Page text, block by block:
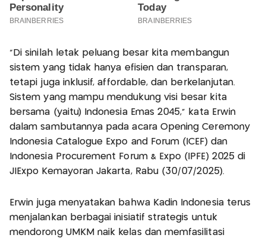
“Di sinilah letak peluang besar kita membangun
sistem yang tidak hanya efisien dan transparan,
tetapi juga inklusif, affordable, dan berkelanjutan.
Sistem yang mampu mendukung visi besar kita
bersama (yaitu) Indonesia Emas 2045,” kata Erwin
dalam sambutannya pada acara Opening Ceremony
Indonesia Catalogue Expo and Forum (ICEF) dan
Indonesia Procurement Forum & Expo (IPFE) 2025 di
JIExpo Kemayoran Jakarta, Rabu (30/07/2025).
Erwin juga menyatakan bahwa Kadin Indonesia terus
menjalankan berbagai inisiatif strategis untuk
mendorong UMKM naik kelas dan memfasilitasi